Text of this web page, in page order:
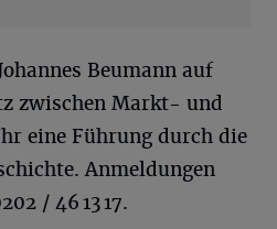
Beumann auf
zwischen Markt- und
eine Führung durch die
Anmeldungen
/ 46 13 17.